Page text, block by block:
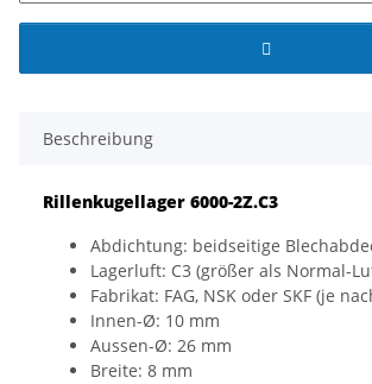
Beschreibung
Rillenkugellager 6000-2Z.C3
Abdichtung: beidseitige
Lagerluft: C3 (größer als Normal-
Fabrikat: FAG, NSK oder SKF (je
Innen-Ø: 10 mm
Aussen-Ø: 26 mm
Breite: 8 mm